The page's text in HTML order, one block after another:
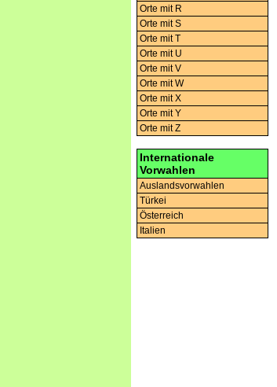
Orte mit R
Orte mit S
Orte mit T
Orte mit U
Orte mit V
Orte mit W
Orte mit X
Orte mit Y
Orte mit Z
Internationale
Vorwahlen
Auslandsvorwahlen
Türkei
Österreich
Italien